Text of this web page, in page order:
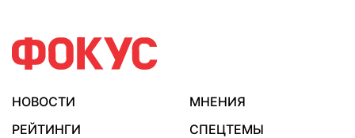
НОВОСТИ
МНЕНИЯ
РЕЙТИНГИ
СПЕЦТЕМЫ